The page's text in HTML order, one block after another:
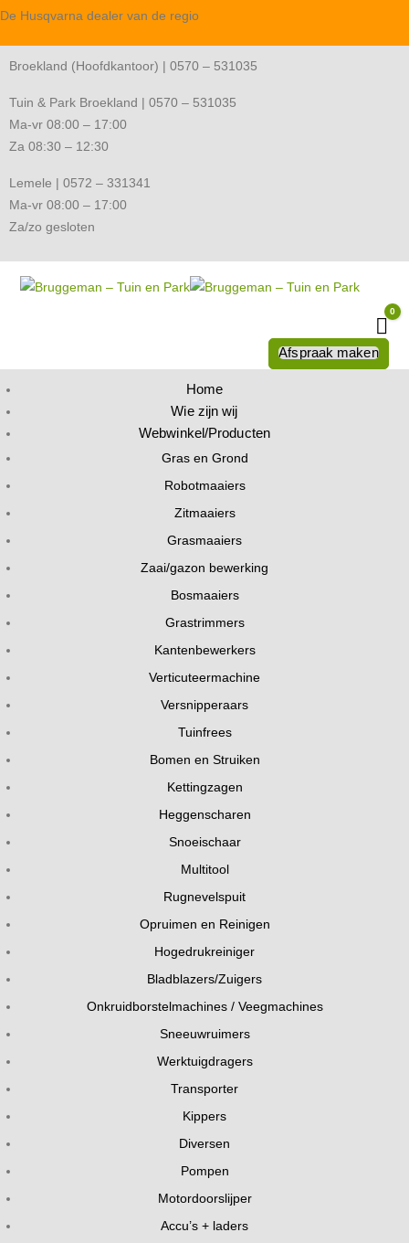
De Husqvarna dealer van de regio
Broekland (Hoofdkantoor) | 0570 – 531035
Tuin & Park Broekland | 0570 – 531035
Ma-vr 08:00 – 17:00
Za 08:30 – 12:30
Lemele | 0572 – 331341
Ma-vr 08:00 – 17:00
Za/zo gesloten
0
Afspraak maken
Home
Wie zijn wij
Webwinkel/Producten
Gras en Grond
Robotmaaiers
Zitmaaiers
Grasmaaiers
Zaai/gazon bewerking
Bosmaaiers
Grastrimmers
Kantenbewerkers
Verticuteermachine
Versnipperaars
Tuinfrees
Bomen en Struiken
Kettingzagen
Heggenscharen
Snoeischaar
Multitool
Rugnevelspuit
Opruimen en Reinigen
Hogedrukreiniger
Bladblazers/Zuigers
Onkruidborstelmachines / Veegmachines
Sneeuwruimers
Werktuigdragers
Transporter
Kippers
Diversen
Pompen
Motordoorslijper
Accu’s + laders